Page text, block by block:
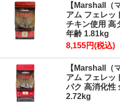
【Marshall（
アム フェレッ
チキン使用 高
年齢 1.81kg
8,155円(税込)
【Marshall（
アム フェレッ
パク 高消化性
2.72kg